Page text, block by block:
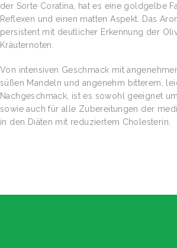
der Sorte Coratina, hat es eine goldgelbe
Reflexen und einen matten Aspekt. Das
persistent mit deutlicher Erkennung der
Kräuternoten.
Von intensiven Geschmack mit
süßen Mandeln und angenehm bitterem,
Nachgeschmack, ist es sowohl geeignet
sowie auch für alle Zubereitungen der
in den Diäten mit reduziertem Cholesterin.